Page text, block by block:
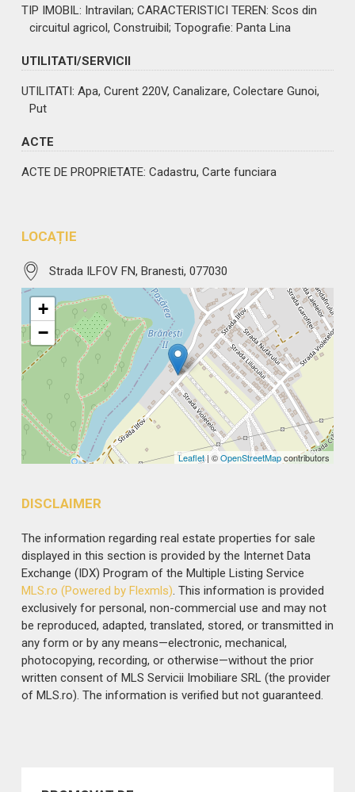
TIP IMOBIL: Intravilan; CARACTERISTICI TEREN: Scos din
circuitul agricol, Construibil; Topografie: Panta Lina
UTILITATI/SERVICII
UTILITATI: Apa, Curent 220V, Canalizare, Colectare Gunoi,
Put
ACTE
ACTE DE PROPRIETATE: Cadastru, Carte funciara
LOCAȚIE
Strada ILFOV FN, Branesti, 077030
+
−
Leaflet| ©OpenStreetMapcontributors
DISCLAIMER
The information regarding real estate properties for sale
displayed in this section is provided by the Internet Data
Exchange (IDX) Program of the Multiple Listing Service
MLS.ro (Powered by Flexmls) . This information is provided
exclusively for personal, non-commercial use and may not
be reproduced, adapted, translated, stored, or transmitted in
any form or by any means—electronic, mechanical,
photocopying, recording, or otherwise—without the prior
written consent of MLS Servicii Imobiliare SRL (the provider
of MLS.ro). The information is verified but not guaranteed.